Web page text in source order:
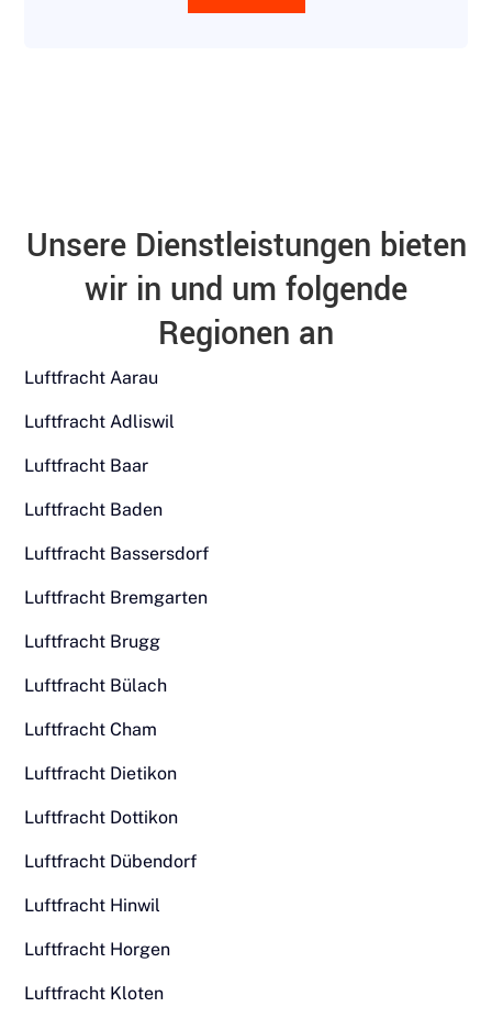
Unsere Dienstleistungen bieten
wir in und um folgende
Regionen an
Luftfracht Aarau
Luftfracht Adliswil
Luftfracht Baar
Luftfracht Baden
Luftfracht Bassersdorf
Luftfracht Bremgarten
Luftfracht Brugg
Luftfracht Bülach
Luftfracht Cham
Luftfracht Dietikon
Luftfracht Dottikon
Luftfracht Dübendorf
Luftfracht Hinwil
Luftfracht Horgen
Luftfracht Kloten